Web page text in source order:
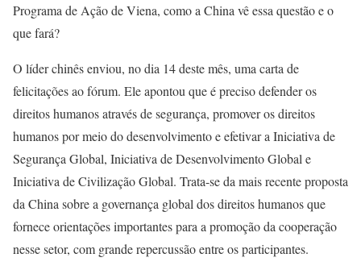
Programa de Ação de Viena, como a China vê essa questão e o
que fará?
O líder chinês enviou, no dia 14 deste mês, uma carta de
felicitações ao fórum. Ele apontou que é preciso defender os
direitos humanos através de segurança, promover os direitos
humanos por meio do desenvolvimento e efetivar a Iniciativa de
Segurança Global, Iniciativa de Desenvolvimento Global e
Iniciativa de Civilização Global. Trata-se da mais recente proposta
da China sobre a governança global dos direitos humanos que
fornece orientações importantes para a promoção da cooperação
nesse setor, com grande repercussão entre os participantes.